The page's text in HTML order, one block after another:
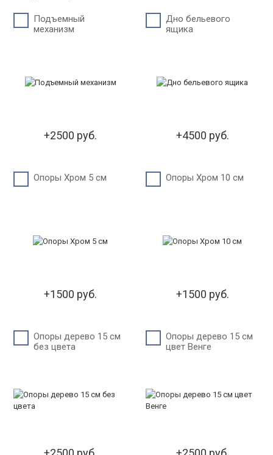
Подъемный
механизм
+2500 руб.
Дно бельевого
ящика
+4500 руб.
Опоры Хром 5 см
+1500 руб.
Опоры Хром 10 см
+1500 руб.
Опоры дерево 15 см
без цвета
Опоры дерево 15 см
цвет Венге